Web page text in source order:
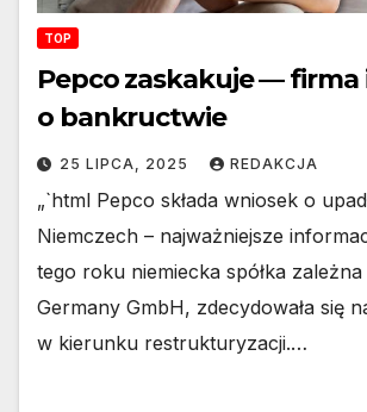
TOP
Pepco zaskakuje —
o bankructwie
25 LIPCA, 2025 REDAKCJA
„`html Pepco składa wniosek o
Niemczech – najważniejsze
tego roku niemiecka spółka
Germany GmbH, zdecydowała się
w kierunku restrukturyzacji.…